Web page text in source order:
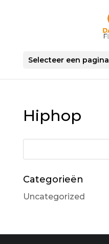
Selecteer een pagina
Hiphop
Categorieën
Uncategorized